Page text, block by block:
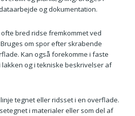
og dokumentation.
bred ridse fremkommet ved
om spor efter skrabende
Kan også forekomme i faste
og i tekniske beskrivelser af
linje tegnet eller ridsset i en overflade.
i materialer eller som del af